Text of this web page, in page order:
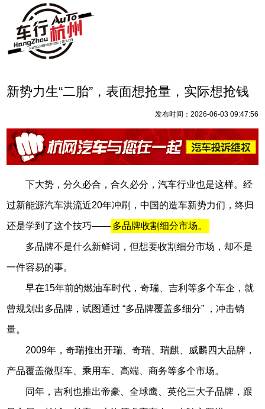
新势力生“二胎”，表面想抢量，实际想抢钱
发布时间：2026-06-03 09:47:56
下大势，分久必合，合久必分，汽车行业也是这样。经
过新能源汽车洪流近20年冲刷，中国的造车新势力们，终归
还是学到了这个技巧—— 多品牌收割细分市场。
多品牌不是什么新鲜词，但想要收割细分市场，却不是
一件容易的事。
早在15年前的燃油车时代，奇瑞、吉利等多个车企，就
曾规划出多品牌，试图通过 “多品牌覆盖多细分” ，冲击销
量。
2009年，奇瑞推出开瑞、奇瑞、瑞麒、威麟四大品牌，
产品覆盖微型车、乘用车、高端、商务等多个市场。
同年，吉利也推出帝豪、全球鹰、英伦三大子品牌，跟